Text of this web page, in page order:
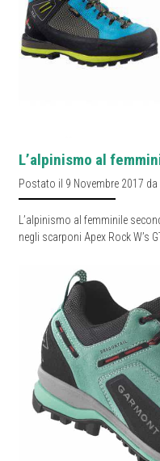
L’alpinismo al
Postato il 9 Novembre 2017 da
L’alpinismo al femminile
negli scarponi Apex Rock W’s